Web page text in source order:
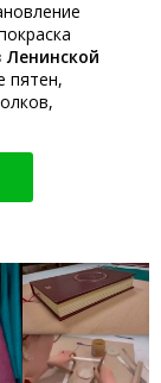
Ленинской
пятен,